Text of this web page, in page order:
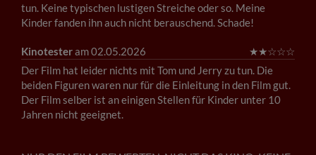
tun. Keine typischen lustigen Streiche oder so. Meine
Kinder fanden ihn auch nicht berauschend. Schade!
Kinotesteram 02.05.2026 ★★☆☆☆
Der Film hat leider nichts mit Tom und Jerry zu tun. Die
beiden Figuren waren nur für die Einleitung in den Film gut.
Der Film selber ist an einigen Stellen für Kinder unter 10
Jahren nicht geeignet.